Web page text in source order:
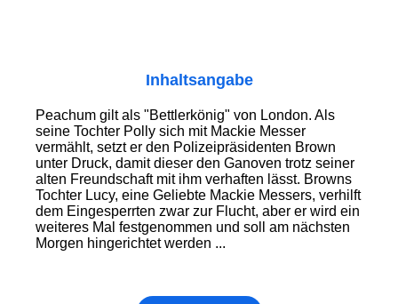
Inhaltsangabe
Peachum gilt als "Bettlerkönig" von London. Als
seine Tochter Polly sich mit Mackie Messer
vermählt, setzt er den Polizeipräsidenten Brown
unter Druck, damit dieser den Ganoven trotz seiner
alten Freundschaft mit ihm verhaften lässt. Browns
Tochter Lucy, eine Geliebte Mackie Messers, verhilft
dem Eingesperrten zwar zur Flucht, aber er wird ein
weiteres Mal festgenommen und soll am nächsten
Morgen hingerichtet werden ...